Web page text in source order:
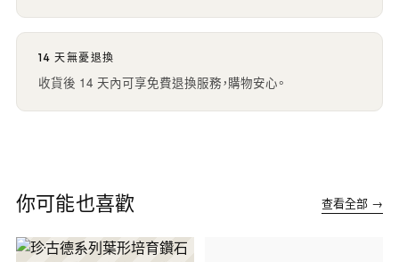
14 天無憂退換
收貨後 14 天內可享免費退換服務，購物安心。
你可能也喜歡 查看全部 →